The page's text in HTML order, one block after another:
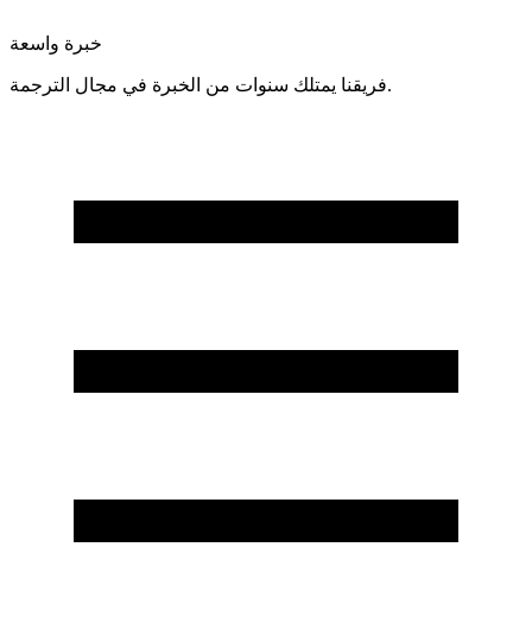
خبرة واسعة
فريقنا يمتلك سنوات من الخبرة في مجال الترجمة.